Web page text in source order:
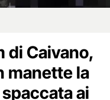
di Caivano,
manette la
ai